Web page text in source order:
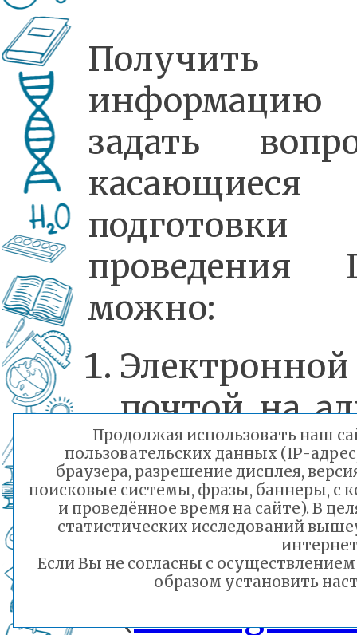
Получить
задать
касающиеся
проведения
можно:
Электронной
почтой на
На
порталах
Продолжая использовать наш
пользовательских данных (IP-
браузера, разрешение дисплея,
поисковые системы, фразы, баннеры, с
и проведённое время на сайте). В
статистических исследований
Если Вы не согласны с
образом установить